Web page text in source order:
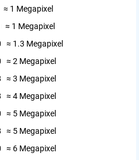
1 Megapixel
1 Megapixel
1.3 Megapixel
≈ 2 Megapixel
3 Megapixel
4 Megapixel
5 Megapixel
5 Megapixel
6 Megapixel